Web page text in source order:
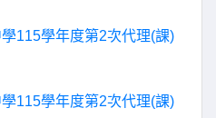
115學年度第2次代理(課)
115學年度第2次代理(課)